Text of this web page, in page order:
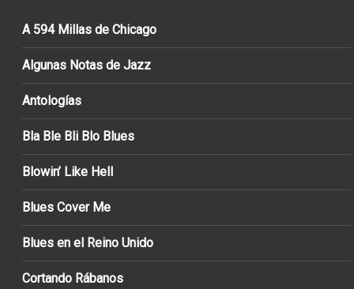
A 594 Millas de Chicago
Algunas Notas de Jazz
Antologías
Bla Ble Bli Blo Blues
Blowin’ Like Hell
Blues Cover Me
Blues en el Reino Unido
Cortando Rábanos